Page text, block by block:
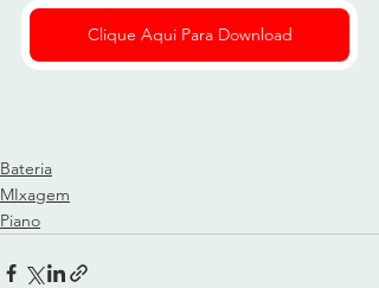
Clique Aqui Para Download
Bateria
MIxagem
Piano